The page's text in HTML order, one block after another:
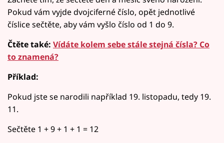
Pokud vám vyjde dvojciferné číslo, opět jednotlivé
číslice sečtěte, aby vám vyšlo číslo od 1 do 9.
Čtěte také: Vídáte kolem sebe stále stejná čísla? Co
to znamená?
Příklad:
Pokud jste se narodili například 19. listopadu, tedy 19.
11.
Sečtěte 1 + 9 + 1 + 1 = 12